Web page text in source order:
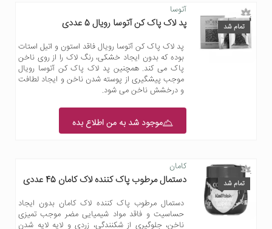
تمام شد
آتوسا
پد لاک پاک کن آتوسا رویال 5 عددی
پد لاک پاک کن آتوسا رویال فاقد استون و اتیل استات
بوده که بدون ایجاد خشکی، رنگ لاک را از روی ناخن
پاک می کند. همچنین پد لاک پاک کن آتوسا رویال
موجب پیشگیری از پوسته شدن ناخن و ایجاد لطافت
و درخشش ناخن می شود.
موجود شد به من اطلاع بده
تمام شد
کامان
دستمال مرطوب پاک کننده لاک کامان 45 عددی
دستمال مرطوب پاک کننده لاک کامان بدون ایجاد
حساسیت و فاقد مواد شیمیایی مضر موجب تمیزی
ناخن، جلوگیری از شکنندگی، زردی و لایه لایه شدن